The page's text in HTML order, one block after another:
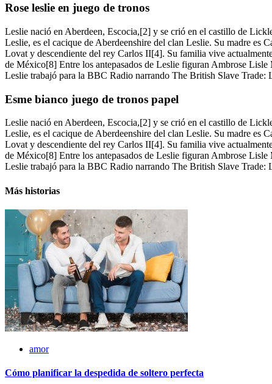
Rose leslie en juego de tronos
Leslie nació en Aberdeen, Escocia,[2] y se crió en el castillo de
Leslie, es el cacique de Aberdeenshire del clan Leslie. Su madre
Lovat y descendiente del rey Carlos II[4]. Su familia vive
de México[8] Entre los antepasados de Leslie figuran Ambrose
Leslie trabajó para la BBC Radio narrando The British Slave
Esme bianco juego de tronos papel
Leslie nació en Aberdeen, Escocia,[2] y se crió en el castillo de
Leslie, es el cacique de Aberdeenshire del clan Leslie. Su madre
Lovat y descendiente del rey Carlos II[4]. Su familia vive
de México[8] Entre los antepasados de Leslie figuran Ambrose
Leslie trabajó para la BBC Radio narrando The British Slave
Más historias
amor
Cómo planificar la despedida de soltero perfecta